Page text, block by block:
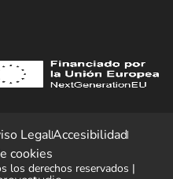
LegalAccesibilidad
cookies
los derechos reservados |